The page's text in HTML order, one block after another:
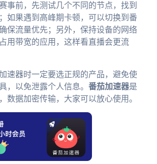
事前，先测试几个不同的节点，找到
如果遇到高峰期卡顿，可以切换到番
保流量优先；另外，保持设备的网络
用带宽的应用，这样看直播会更流
速器时一定要选正规的产品，避免使
，以免泄露个人信息。 番茄加速器是
数据加密传输，大家可以放心使用。